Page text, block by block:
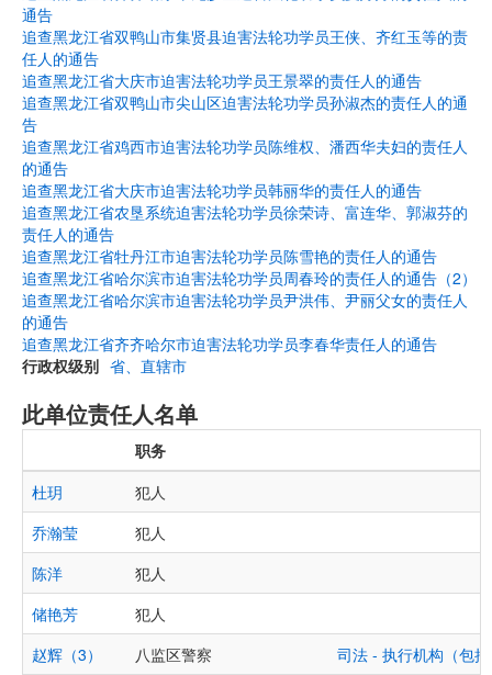
通告
追查黑龙江省双鸭山市集贤县迫害法轮功学员王侠、齐红玉等的责
任人的通告
追查黑龙江省大庆市迫害法轮功学员王景翠的责任人的通告
追查黑龙江省双鸭山市尖山区迫害法轮功学员孙淑杰的责任人的通
告
追查黑龙江省鸡西市迫害法轮功学员陈维权、潘西华夫妇的责任人
的通告
追查黑龙江省大庆市迫害法轮功学员韩丽华的责任人的通告
追查黑龙江省农垦系统迫害法轮功学员徐荣诗、富连华、郭淑芬的
责任人的通告
追查黑龙江省牡丹江市迫害法轮功学员陈雪艳的责任人的通告
追查黑龙江省哈尔滨市迫害法轮功学员周春玲的责任人的通告（2）
追查黑龙江省哈尔滨市迫害法轮功学员尹洪伟、尹丽父女的责任人
的通告
追查黑龙江省齐齐哈尔市迫害法轮功学员李春华责任人的通告
行政权级别 省、直辖市
此单位责任人名单
职务
杜玥
犯人
乔瀚莹
犯人
陈洋
犯人
储艳芳
犯人
赵辉（3）
八监区警察
司法 - 执行机构（包